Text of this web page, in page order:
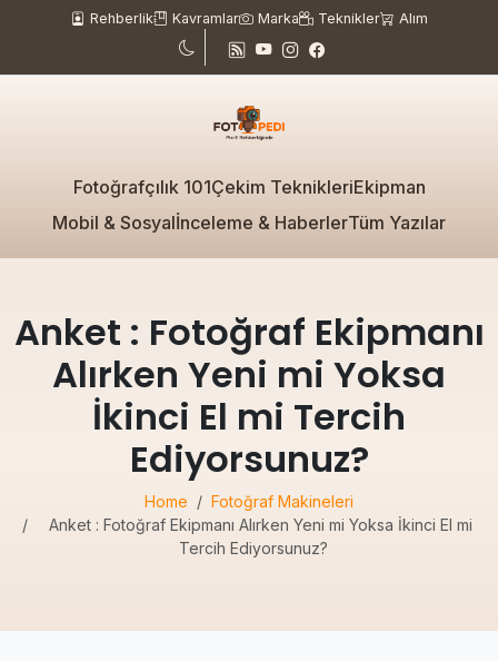
Rehberlik Kavramlar Marka Teknikler Alım
Fotoğrafçılık 101Çekim TeknikleriEkipman
Mobil & Sosyalİnceleme & HaberlerTüm Yazılar
Anket : Fotoğraf Ekipmanı
Alırken Yeni mi Yoksa
İkinci El mi Tercih
Ediyorsunuz?
Home
Fotoğraf Makineleri
Anket : Fotoğraf Ekipmanı Alırken Yeni mi Yoksa İkinci El mi
Tercih Ediyorsunuz?